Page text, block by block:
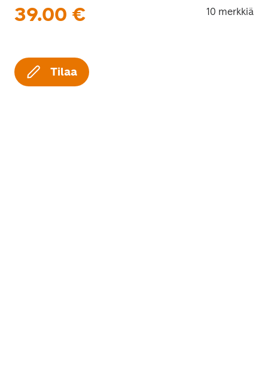
39.00 € 10 merkkiä
Tilaa